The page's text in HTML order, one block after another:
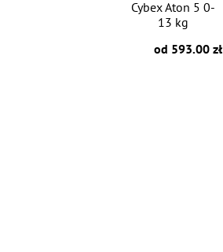
Cybex Aton 5 0-
13 kg
od 593.00 zł